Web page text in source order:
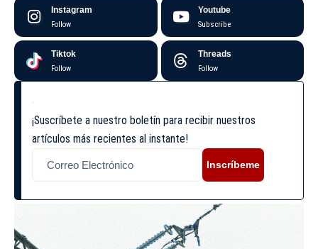
Instagram
Follow
Youtube
Subscribe
Tiktok
Follow
Threads
Follow
¡Suscríbete a nuestro boletín para recibir nuestros
artículos más recientes al instante!
Inscríbeme